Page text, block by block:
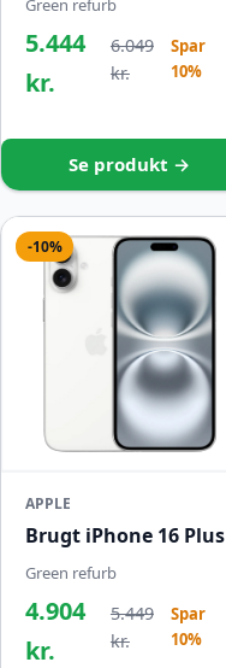
Green refurb
5.444
kr.
6.049
kr.
Spar
10%
Se produkt →
-10%
APPLE
Brugt iPhone 16 Plus
Green refurb
4.904
kr.
5.449
kr.
Spar
10%